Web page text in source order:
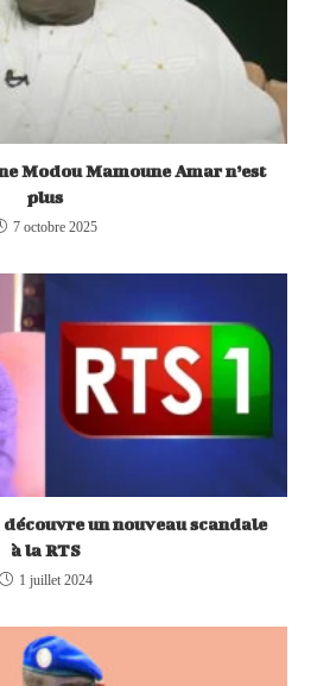
Modou Mamoune Amar n’est
plus
7 octobre 2025
découvre un nouveau scandale
à la RTS
1 juillet 2024